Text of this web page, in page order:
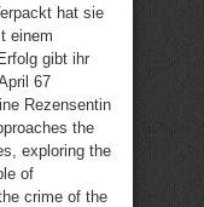
hat sie
einem
gibt ihr
67
Rezensentin
the
exploring the
of
crime of the